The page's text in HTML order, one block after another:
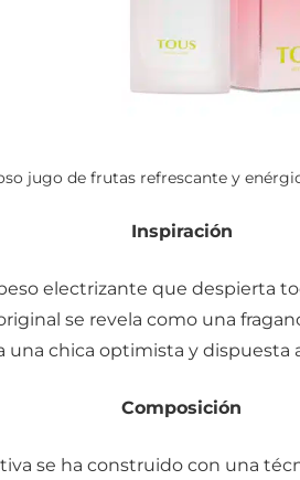
jugo de frutas refrescante y
Inspiración
electrizante que despierta
se revela como una
una chica optimista y dispuesta
Composición
se ha construido con una